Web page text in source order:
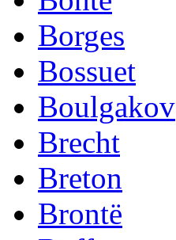
Borges
Bossuet
Boulgakov
Brecht
Breton
Brontë